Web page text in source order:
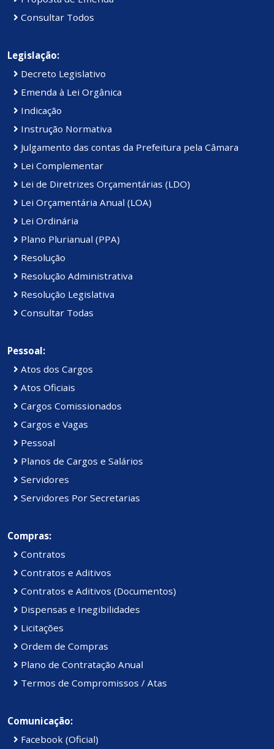
Consultar Todos
Legislação:
Decreto Legislativo
Emenda à Lei Orgânica
Indicação
Instrução Normativa
Julgamento das contas da Prefeitura pela Câmara
Lei Complementar
Lei de Diretrizes Orçamentárias (LDO)
Lei Orçamentária Anual (LOA)
Lei Ordinária
Plano Plurianual (PPA)
Resolução
Resolução Administrativa
Resolução Legislativa
Consultar Todas
Pessoal:
Atos dos Cargos
Atos Oficiais
Cargos Comissionados
Cargos e Vagas
Pessoal
Planos de Cargos e Salários
Servidores
Servidores Por Secretarias
Compras:
Contratos
Contratos e Aditivos
Contratos e Aditivos (Documentos)
Dispensas e Inegibilidades
Licitações
Ordem de Compras
Plano de Contratação Anual
Termos de Compromissos / Atas
Comunicação:
Facebook (Oficial)